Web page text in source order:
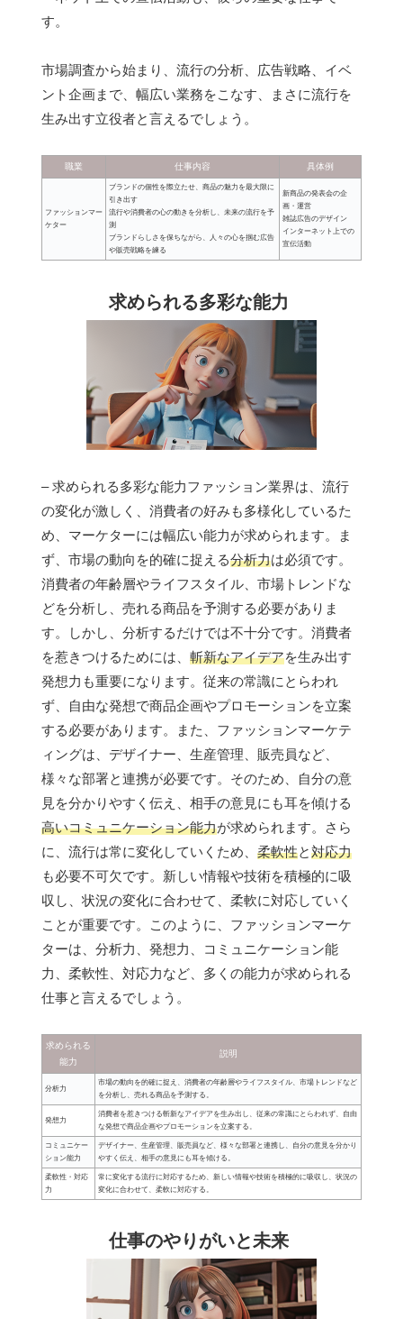
す。
市場調査から始まり、流行の分析、広告戦略、イベ
ント企画まで、幅広い業務をこなす、まさに流行を
生み出す立役者と言えるでしょう。
職業 仕事内容 具体例
ファッションマー
ケター
ブランドの個性を際立たせ、商品の魅力を最大限に
引き出す
流行や消費者の心の動きを分析し、未来の流行を予
測
ブランドらしさを保ちながら、人々の心を掴む広告
や販売戦略を練る
新商品の発表会の企
画・運営
雑誌広告のデザイン
インターネット上での
宣伝活動
求められる多彩な能力
– 求められる多彩な能力ファッション業界は、流行
の変化が激しく、消費者の好みも多様化しているた
め、マーケターには幅広い能力が求められます。ま
ず、市場の動向を的確に捉える分析力は必須です。
消費者の年齢層やライフスタイル、市場トレンドな
どを分析し、売れる商品を予測する必要がありま
す。しかし、分析するだけでは不十分です。消費者
を惹きつけるためには、 斬新なアイデアを生み出す
発想力も重要になります。従来の常識にとらわれ
ず、自由な発想で商品企画やプロモーションを立案
する必要があります。また、ファッションマーケテ
ィングは、デザイナー、生産管理、販売員など、
様々な部署と連携が必要です。そのため、自分の意
見を分かりやすく伝え、相手の意見にも耳を傾ける
高いコミュニケーション能力が求められます。さら
に、流行は常に変化していくため、 柔軟性と対応力
も必要不可欠です。新しい情報や技術を積極的に吸
収し、状況の変化に合わせて、柔軟に対応していく
ことが重要です。このように、ファッションマーケ
ターは、分析力、発想力、コミュニケーション能
力、柔軟性、対応力など、多くの能力が求められる
仕事と言えるでしょう。
求められる
能力
説明
分析力
市場の動向を的確に捉え、消費者の年齢層やライフスタイル、市場トレンドなど
を分析し、売れる商品を予測する。
発想力
消費者を惹きつける斬新なアイデアを生み出し、従来の常識にとらわれず、自由
な発想で商品企画やプロモーションを立案する。
コミュニケー
ション能力
デザイナー、生産管理、販売員など、様々な部署と連携し、自分の意見を分かり
やすく伝え、相手の意見にも耳を傾ける。
柔軟性・対応
力
常に変化する流行に対応するため、新しい情報や技術を積極的に吸収し、状況の
変化に合わせて、柔軟に対応する。
仕事のやりがいと未来